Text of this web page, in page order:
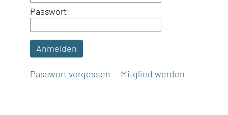
Passwort
Anmelden
Passwort vergessen Mitglied werden